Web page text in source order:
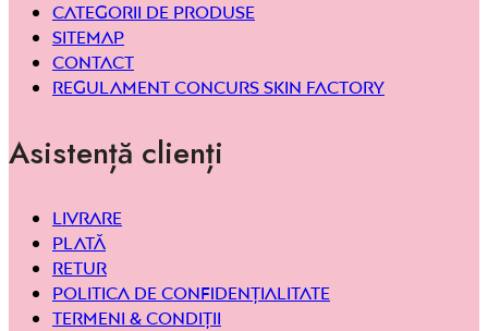
Categorii de produse
Sitemap
Contact
Regulament concurs Skin Factory
Asistență clienți
Livrare
Plată
Retur
Politica de confidențialitate
Termeni & condiții